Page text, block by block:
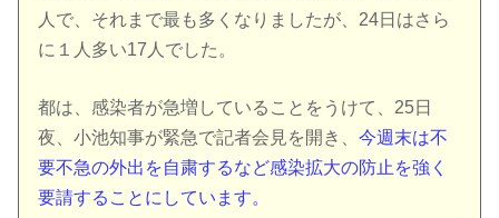
人で、それまで最も多くなりましたが、24日はさら
に１人多い17人でした。
都は、感染者が急増していることをうけて、25日
夜、小池知事が緊急で記者会見を開き、今週末は不
要不急の外出を自粛するなど感染拡大の防止を強く
要請することにしています。